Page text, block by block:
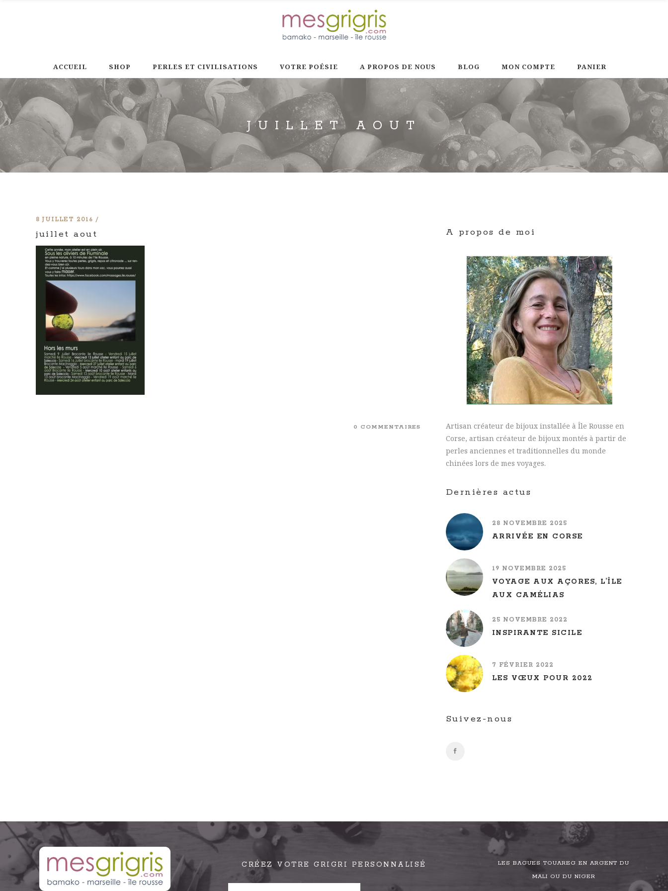
ACCUEIL SHOP PERLES ET CIVILISATIONS VOTRE POÉSIE A PROPOS DE NOUS BLOG MON COMPTE PANIER
JUILLET AOUT
8 JUILLET 2016
juillet aout
0 COMMENTAIRES
A propos de moi
Artisan créateur de bijoux installée à Île Rousse en
Corse, artisan créateur de bijoux montés à partir de
perles anciennes et traditionnelles du monde
chinées lors de mes voyages.
Dernières actus
28 NOVEMBRE 2025
ARRIVÉE EN CORSE
19 NOVEMBRE 2025
VOYAGE AUX AÇORES, L’ÎLE
AUX CAMÉLIAS
25 NOVEMBRE 2022
INSPIRANTE SICILE
7 FÉVRIER 2022
LES VŒUX POUR 2022
Suivez-nous
CRÉEZ VOTRE GRIGRI PERSONNALISÉ
LES BAGUES TOUAREG EN ARGENT DU
MALI OU DU NIGER